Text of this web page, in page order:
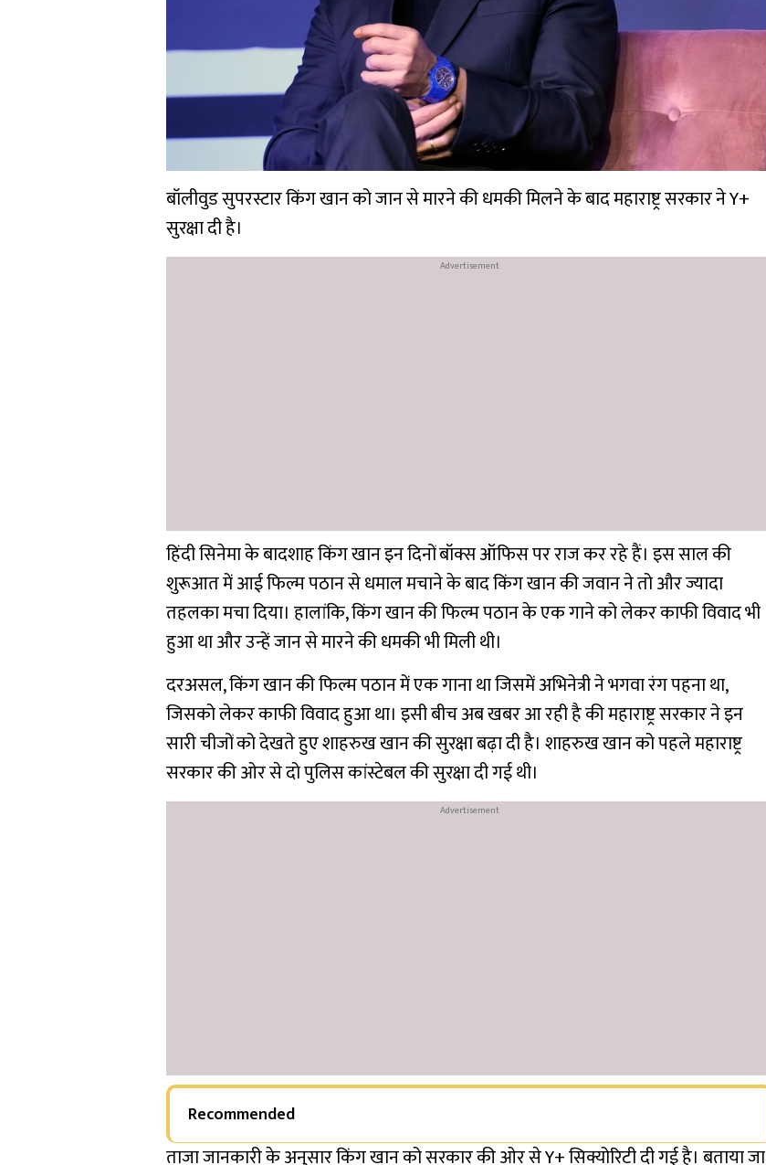
बॉलीवुड सुपरस्टार किंग खान को जान से मारने की धमकी मिलने के बाद महाराष्ट्र सरकार ने Y+
सुरक्षा दी है।
हिंदी सिनेमा के बादशाह किंग खान इन दिनों बॉक्स ऑफिस पर राज कर रहे हैं। इस साल की
शुरूआत में आई फिल्म पठान से धमाल मचाने के बाद किंग खान की जवान ने तो और ज्यादा
तहलका मचा दिया। हालांकि, किंग खान की फिल्म पठान के एक गाने को लेकर काफी विवाद भी
हुआ था और उन्हें जान से मारने की धमकी भी मिली थी।
दरअसल, किंग खान की फिल्म पठान में एक गाना था जिसमें अभिनेत्री ने भगवा रंग पहना था,
जिसको लेकर काफी विवाद हुआ था। इसी बीच अब खबर आ रही है की महाराष्ट्र सरकार ने इन
सारी चीजों को देखते हुए शाहरुख खान की सुरक्षा बढ़ा दी है। शाहरुख खान को पहले महाराष्ट्र
सरकार की ओर सेदो पुलिस कांस्टेबल की सुरक्षा दी गई थी।
Recommended
ताजा जानकारी के अनुसार किंग खान को सरकार की ओर से Y+ सिक्योरिटी दी गई है। बताया जा